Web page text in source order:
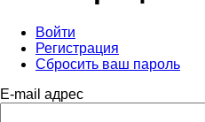
Главные
вкладки
Войти
Регистрация
вкладка)
Сбросить ваш пароль
E-mail адрес